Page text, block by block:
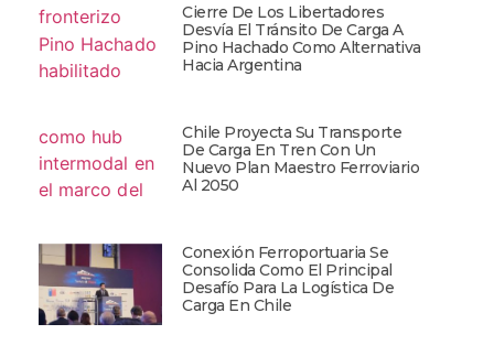
Cierre De Los Libertadores
Desvía El Tránsito De Carga A
Pino Hachado Como Alternativa
Hacia Argentina
Chile Proyecta Su Transporte
De Carga En Tren Con Un
Nuevo Plan Maestro Ferroviario
Al 2050
Conexión Ferroportuaria Se
Consolida Como El Principal
Desafío Para La Logística De
Carga En Chile